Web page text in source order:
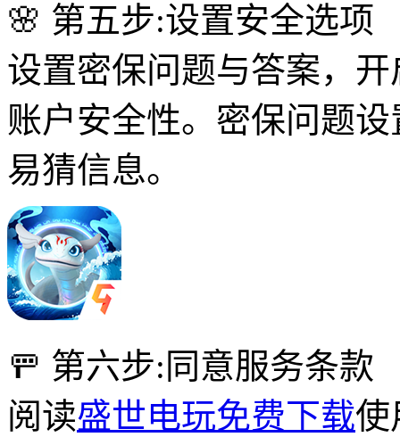
🌸 第五步:设置安全选项
设置密保问题与答案，
账户安全性。密保问题
易猜信息。
🚥 第六步:同意服务条款
阅读盛世电玩免费下载使